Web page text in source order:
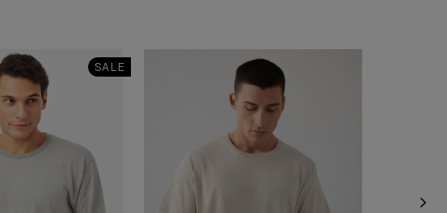
SALE